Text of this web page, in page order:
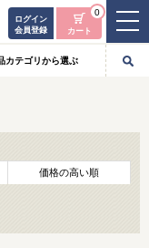
ログイン
会員登録
カート
0
カテゴリから選ぶ
価格の高い順